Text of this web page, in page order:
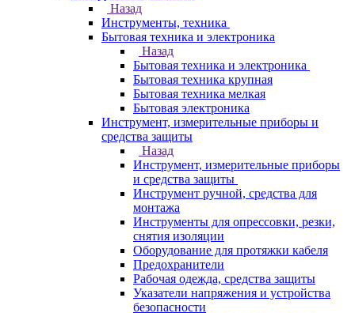
Назад
Инструменты, техника
Бытовая техника и электроника
Назад
Бытовая техника и электроника
Бытовая техника крупная
Бытовая техника мелкая
Бытовая электроника
Инструмент, измерительные приборы и
средства защиты
Назад
Инструмент, измерительные приборы
и средства защиты
Инструмент ручной, средства для
монтажа
Инструменты для опрессовки, резки,
снятия изоляции
Оборудование для протяжки кабеля
Предохранители
Рабочая одежда, средства защиты
Указатели напряжения и устройства
безопасности